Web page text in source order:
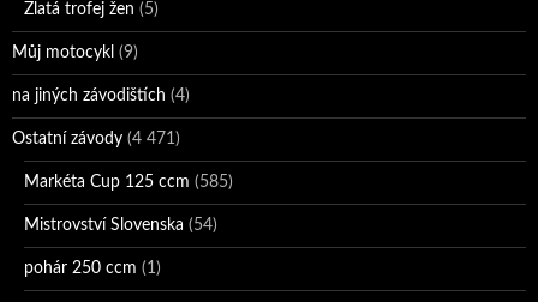
Zlatá trofej žen (5)
Můj motocykl (9)
na jiných závodištích (4)
Ostatní závody (4 471)
Markéta Cup 125 ccm (585)
Mistrovství Slovenska (54)
pohár 250 ccm (1)